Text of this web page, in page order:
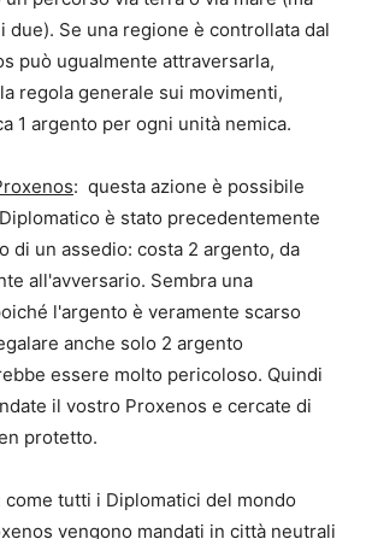
due). Se una regione è controllata dal
può ugualmente attraversarla,
regola generale sui movimenti,
1 argento per ogni unità nemica.
: questa azione è possibile
è stato precedentemente
di un assedio: costa 2 argento, da
all'avversario. Sembra una
l'argento è veramente scarso
anche solo 2 argento
essere molto pericoloso. Quindi
il vostro Proxenos e cercate di
protetto.
come tutti i Diplomatici del mondo
vengono mandati in città neutrali